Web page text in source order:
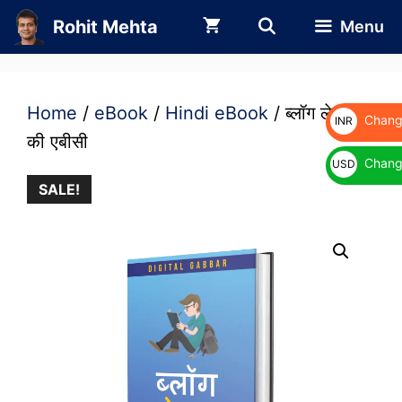
Skip
to
Rohit Mehta Menu
Home / eBook / Hindi eBook / ब्लॉग लेखन
की एबीसी
SALE!
INR
₹
USD
$